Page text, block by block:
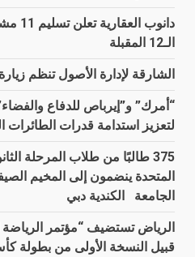
الـ12 المقبلة
الشارقة لإدارة الأصول تنظم
“أمرك” و”إيرباص للدفاع
لتعزيز استدامة قدرات
375 طالبًا من طلاب المرحلة
المتحدة ينضمون إلى المخيم
الجامعة الكندية دبي
قبيل النسخة الأولى من بطولة